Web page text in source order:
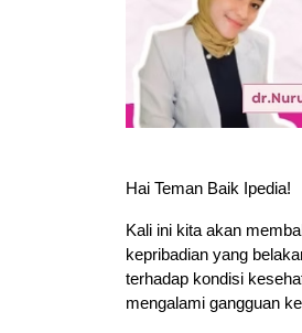
Hai Teman Baik Ipedia!
Kali ini kita akan
kepribadian yang
terhadap kondisi
mengalami gangguan